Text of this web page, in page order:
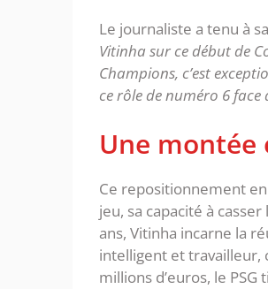
Le journaliste a tenu à
Vitinha sur ce début de
Champions, c’est
ce rôle de numéro 6 face
Une montée
Ce repositionnement
jeu, sa capacité à
ans, Vitinha incarne la
intelligent et travailleur,
millions d’euros, le